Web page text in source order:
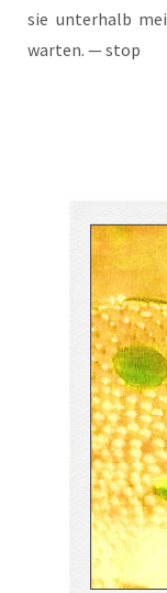
sie unter­halb
war­ten. — stop